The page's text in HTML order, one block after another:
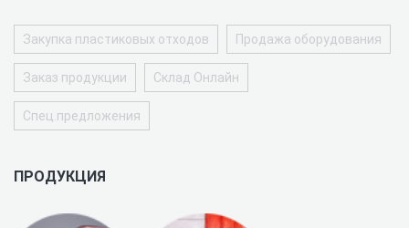
Закупка пластиковых отходов Продажа оборудования
Заказ продукции Склад Онлайн
Спец.предложения
ПРОДУКЦИЯ